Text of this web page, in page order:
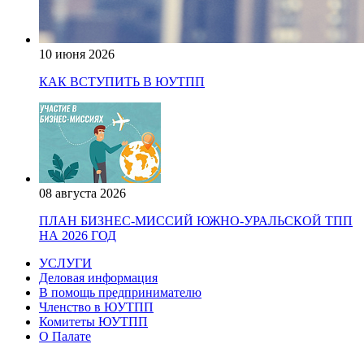
10 июня 2026
КАК ВСТУПИТЬ В ЮУТПП
08 августа 2026
ПЛАН БИЗНЕС-МИССИЙ ЮЖНО-УРАЛЬСКОЙ ТПП
НА 2026 ГОД
УСЛУГИ
Деловая информация
В помощь предпринимателю
Членство в ЮУТПП
Комитеты ЮУТПП
О Палате